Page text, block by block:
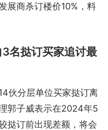
展商杀订楼价10%，料
名挞订买家追讨最
伙分层单位买家挞订离
郭子威表示在2024年5
挞订前出现差额，将会